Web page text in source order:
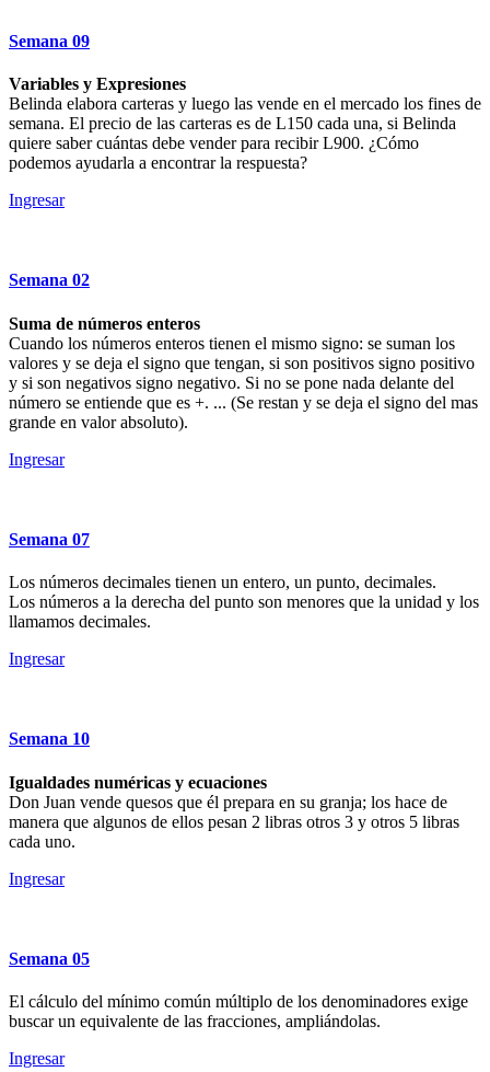
Semana 09
Variables y Expresiones
Belinda elabora carteras y luego las vende en el mercado los fines de
semana. El precio de las carteras es de L150 cada una, si Belinda
quiere saber cuántas debe vender para recibir L900. ¿Cómo
podemos ayudarla a encontrar la respuesta?
Ingresar
Semana 02
Suma de números enteros
Cuando los números enteros tienen el mismo signo: se suman los
valores y se deja el signo que tengan, si son positivos signo positivo
y si son negativos signo negativo. Si no se pone nada delante del
número se entiende que es +. ... (Se restan y se deja el signo del mas
grande en valor absoluto).
Ingresar
Semana 07
Los números decimales tienen un entero, un punto, decimales.
Los números a la derecha del punto son menores que la unidad y los
llamamos decimales.
Ingresar
Semana 10
Igualdades numéricas y ecuaciones
Don Juan vende quesos que él prepara en su granja; los hace de
manera que algunos de ellos pesan 2 libras otros 3 y otros 5 libras
cada uno.
Ingresar
Semana 05
El cálculo del mínimo común múltiplo de los denominadores exige
buscar un equivalente de las fracciones, ampliándolas.
Ingresar